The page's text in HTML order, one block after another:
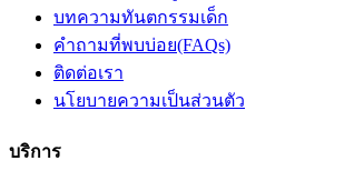
บทความทันตกรรมเด็ก
คำถามที่พบบ่อย(FAQs)
ติดต่อเรา
นโยบายความเป็นส่วนตัว
บริการ